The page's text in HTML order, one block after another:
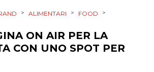
> ALIMENTARI > FOOD >
ON AIR PER LA
CON UNO SPOT PER